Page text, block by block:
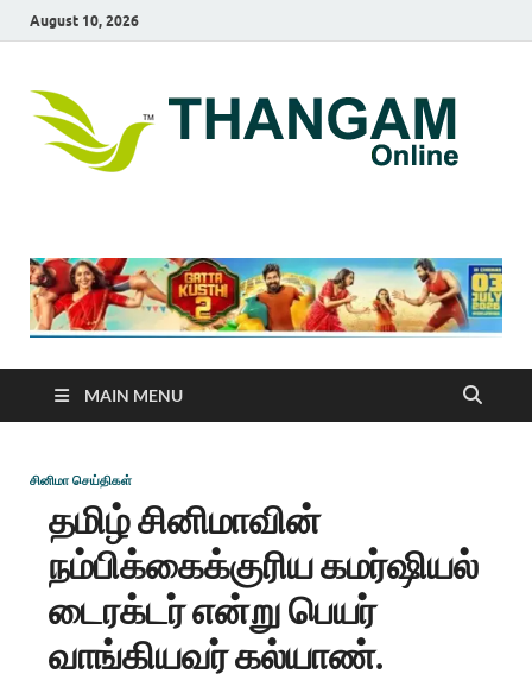
August 10, 2026
MAIN MENU
சினிமா செய்திகள்
தமிழ் சினிமாவின்
நம்பிக்கைக்குரிய கமர்ஷியல்
டைரக்டர் என்று பெயர்
வாங்கியவர் கல்யாண்.